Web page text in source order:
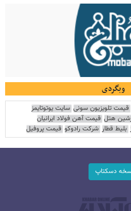
وبگردی
قیمت تلویزیون سونی سایت یوتوتایمز
هتل قیمت آهن فولاد ایرانیان
بلیط قطار شرکت رادوکو قیمت پروفیل
دسکتاپ